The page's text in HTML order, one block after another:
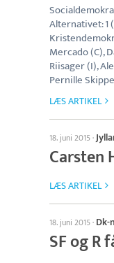
Alternativet: 1
Mercado (C),
Riisager (I),
Pernille
LÆS ARTIKEL
18. juni 2015·
Carsten
LÆS ARTIKEL
18. juni 2015· Dk-
SF og R